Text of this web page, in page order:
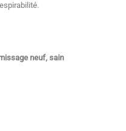
neuf, sain